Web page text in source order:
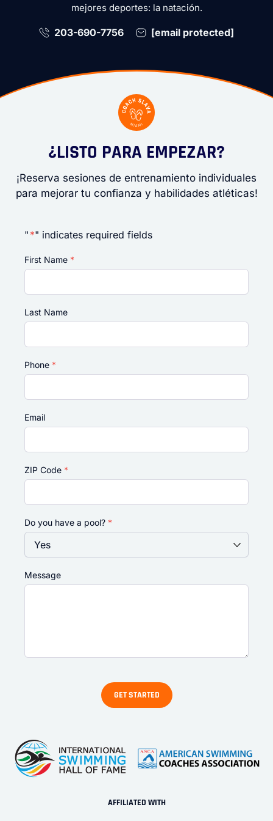
mejores deportes: la natación.
203-690-7756 [email protected]
¿LISTO PARA EMPEZAR?
¡Reserva sesiones de entrenamiento individuales
para mejorar tu confianza y habilidades atléticas!
" *" indicates required fields
First Name *
Last Name
Phone *
Email
ZIP Code *
Do you have a pool? *
Message
AFFILIATED WITH